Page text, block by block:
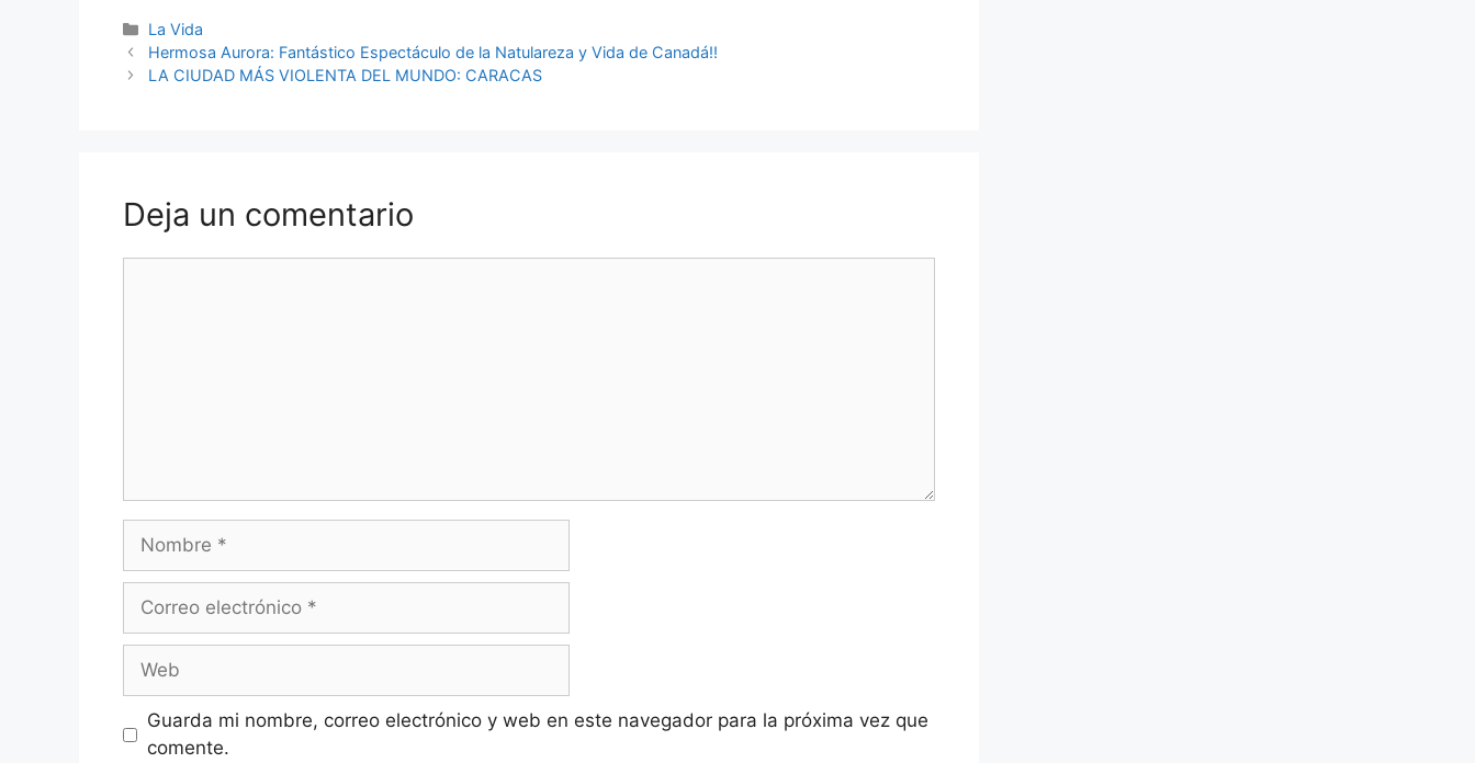
Categorías
La Vida
Hermosa Aurora: Fantástico Espectáculo de la Natulareza y Vida de Canadá!!
LA CIUDAD MÁS VIOLENTA DEL MUNDO: CARACAS
Deja un comentario
Nombre
Correo
Web
Guarda mi nombre, correo electrónico y web en este navegador para la próxima vez que
comente.